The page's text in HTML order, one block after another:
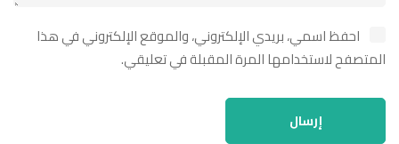
احفظ اسمي، بريدي الإلكتروني، والموقع الإلكتروني في هذا
المتصفح لاستخدامها المرة المقبلة في تعليقي.